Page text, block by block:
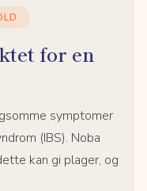
for en
symptomer
(IBS). Noba
kan gi plager, og